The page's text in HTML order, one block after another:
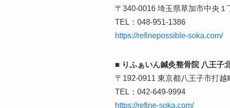
〒340-0016 埼玉県草加市中央１
TEL：048-951-1386
https://refinepossible-soka.com/
■ りふぁいん鍼灸整骨院 八王子
〒192-0911 東京都八王子市打
TEL：042-649-9994
https://refine-soka.com/